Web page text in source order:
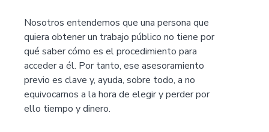
Nosotros entendemos que una persona que
quiera obtener un trabajo público no tiene por
qué saber cómo es el procedimiento para
acceder a él. Por tanto, ese asesoramiento
previo es clave y, ayuda, sobre todo, a no
equivocarnos a la hora de elegir y perder por
ello tiempo y dinero.